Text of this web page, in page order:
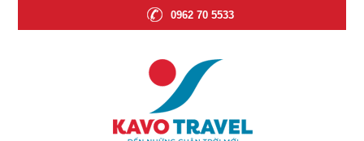
0962 70 5533